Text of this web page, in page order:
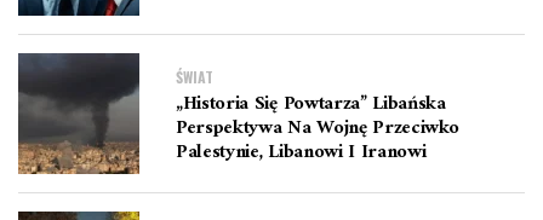
ŚWIAT
„Historia Się Powtarza” Libańska
Perspektywa Na Wojnę Przeciwko
Palestynie, Libanowi I Iranowi